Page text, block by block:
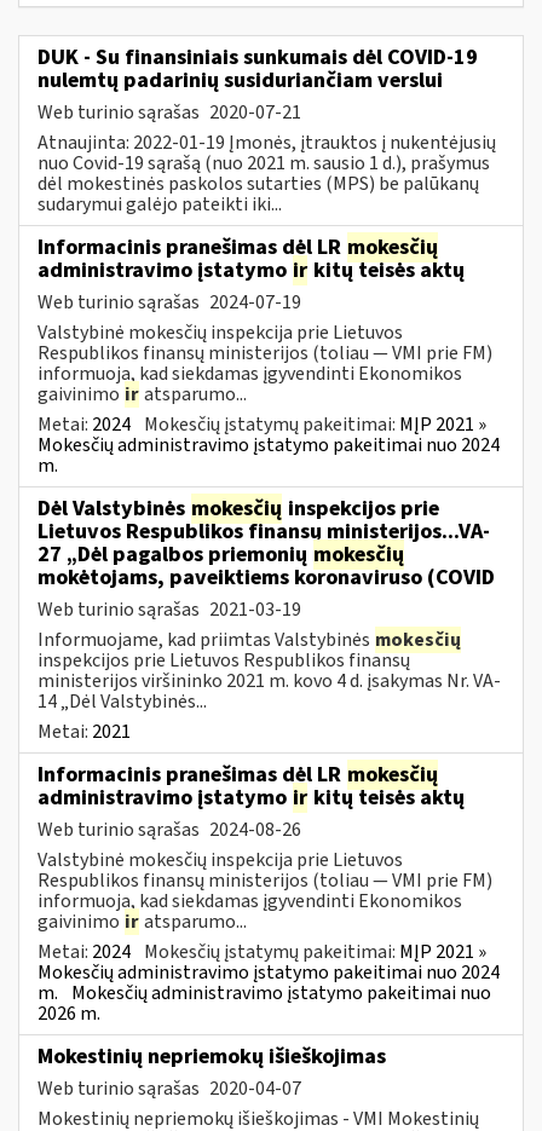
DUK - Su finansiniais sunkumais dėl COVID-19
nulemtų padarinių susiduriančiam verslui
Web turinio sąrašas 2020-07-21
Atnaujinta: 2022-01-19 Įmonės, įtrauktos į nukentėjusių
nuo Covid-19 sąrašą (nuo 2021 m. sausio 1 d.), prašymus
dėl mokestinės paskolos sutarties (MPS) be palūkanų
sudarymui galėjo pateikti iki...
Informacinis pranešimas dėl LR mokesčių
administravimo įstatymo ir kitų teisės aktų
Web turinio sąrašas 2024-07-19
Valstybinė mokesčių inspekcija prie Lietuvos
Respublikos finansų ministerijos (toliau — VMI prie FM)
informuoja, kad siekdamas įgyvendinti Ekonomikos
gaivinimo iratsparumo...
Metai: 2024 Mokesčių įstatymų pakeitimai: MĮP 2021 »
Mokesčių administravimo įstatymo pakeitimai nuo 2024
m.
Dėl Valstybinės mokesčių inspekcijos prie
Lietuvos Respublikos finansų ministerijos...VA-
27 „Dėl pagalbos priemonių mokesčių
mokėtojams, paveiktiems koronaviruso (COVID
Web turinio sąrašas 2021-03-19
Informuojame, kad priimtas Valstybinės mokesčių
inspekcijos prie Lietuvos Respublikos finansų
ministerijos viršininko 2021 m. kovo 4 d. įsakymas Nr. VA-
14 „Dėl Valstybinės...
Metai: 2021
Informacinis pranešimas dėl LR mokesčių
administravimo įstatymo ir kitų teisės aktų
Web turinio sąrašas 2024-08-26
Valstybinė mokesčių inspekcija prie Lietuvos
Respublikos finansų ministerijos (toliau — VMI prie FM)
informuoja, kad siekdamas įgyvendinti Ekonomikos
gaivinimo iratsparumo...
Metai: 2024 Mokesčių įstatymų pakeitimai: MĮP 2021 »
Mokesčių administravimo įstatymo pakeitimai nuo 2024
m. Mokesčių administravimo įstatymo pakeitimai nuo
2026 m.
Mokestinių nepriemokų išieškojimas
Web turinio sąrašas 2020-04-07
Mokestinių nepriemokų išieškojimas - VMI Mokestinių